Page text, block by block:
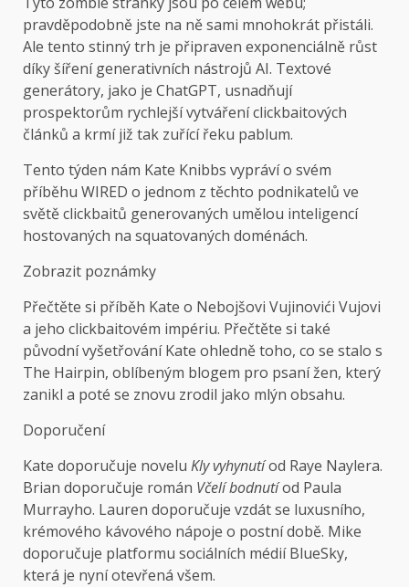
pravděpodobně jste na ně sami mnohokrát přistáli.
Ale tento stinný trh je připraven exponenciálně růst
díky šíření generativních nástrojů AI. Textové
generátory, jako je ChatGPT, usnadňují
prospektorům rychlejší vytváření clickbaitových
článků a krmí již tak zuřící řeku pablum.
Tento týden nám Kate Knibbs vypráví o svém
příběhu WIRED o jednom z těchto podnikatelů ve
světě clickbaitů generovaných umělou inteligencí
hostovaných na squatovaných doménách.
Zobrazit poznámky
Přečtěte si příběh Kate o Nebojšovi Vujinovići Vujovi
a jeho clickbaitovém impériu. Přečtěte si také
původní vyšetřování Kate ohledně toho, co se stalo s
The Hairpin, oblíbeným blogem pro psaní žen, který
zanikl a poté se znovu zrodil jako mlýn obsahu.
Doporučení
Kate doporučuje novelu Kly vyhynutíod Raye Naylera.
Brian doporučuje román Včelí bodnutíod Paula
Murrayho. Lauren doporučuje vzdát se luxusního,
krémového kávového nápoje o postní době. Mike
doporučuje platformu sociálních médií BlueSky,
která je nyní otevřená všem.